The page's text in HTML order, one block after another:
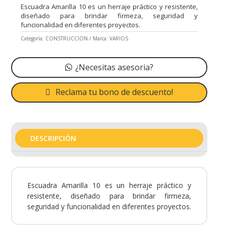
Escuadra Amarilla 10 es un herraje práctico y resistente,
diseñado para brindar firmeza, seguridad y
funcionalidad en diferentes proyectos.
Categoría: CONSTRUCCION Marca:VARIOS
¿Necesitas asesoria?
Reclama tu bono de descuento!
DESCRIPCIÓN
Escuadra Amarilla 10 es un herraje práctico y
resistente, diseñado para brindar firmeza,
seguridad y funcionalidad en diferentes proyectos.